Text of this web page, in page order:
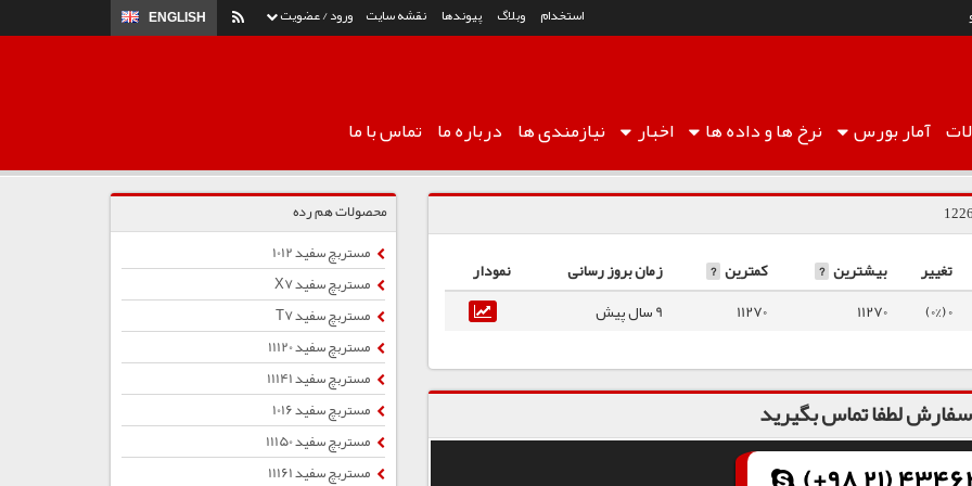
ورود / عضویت ENGLISH استخدام وبلاگ پیوندها نقشه سایت
آماربورس نرخ هاو داده ها اخبار نیازمندی ها درباره ما تماس با ما
تغییر بیشترین ? کمترین ? زمان بروز رسانی
نمودار
0 (0%)
11270
11270 9 سال پیش
لطفا تماس بگیرید
محصولات هم رده
مستربچ سفید 1012
مستربچ سفید X7
مستربچ سفید T7
مستربچ سفید 11120
مستربچ سفید 11141
مستربچ سفید 1016
مستربچ سفید 11150
مستربچ سفید 11161